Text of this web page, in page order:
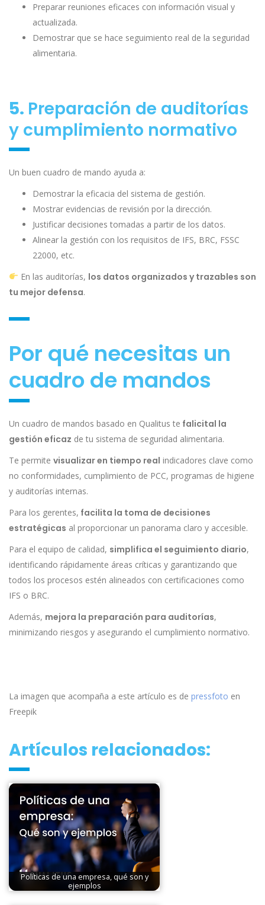
Preparar reuniones eficaces con información visual y
actualizada.
Demostrar que se hace seguimiento real de la seguridad
alimentaria.
5. Preparación de auditorías
y cumplimiento normativo
Un buen cuadro de mando ayuda a:
Demostrar la eficacia del sistema de gestión.
Mostrar evidencias de revisión por la dirección.
Justificar decisiones tomadas a partir de los datos.
Alinear la gestión con los requisitos de IFS, BRC, FSSC
22000, etc.
En las auditorías, los datos organizados y trazables son
tu mejor defensa.
Por qué necesitas un
cuadro de mandos
Un cuadro de mandos basado en Qualitus te falicital la
gestión eficaz de tu sistema de seguridad alimentaria.
Te permite visualizar en tiempo real indicadores clave como
no conformidades, cumplimiento de PCC, programas de higiene
y auditorías internas.
Para los gerentes, facilita la toma de decisiones
estratégicas al proporcionar un panorama claro y accesible.
Para el equipo de calidad, simplifica el seguimiento diario,
identificando rápidamente áreas críticas y garantizando que
todos los procesos estén alineados con certificaciones como
IFS o BRC.
Además, mejora la preparación para auditorías,
minimizando riesgos y asegurando el cumplimiento normativo.
La imagen que acompaña a este artículo es de pressfoto en
Freepik
Artículos relacionados:
Políticas de una empresa, qué son y
ejemplos